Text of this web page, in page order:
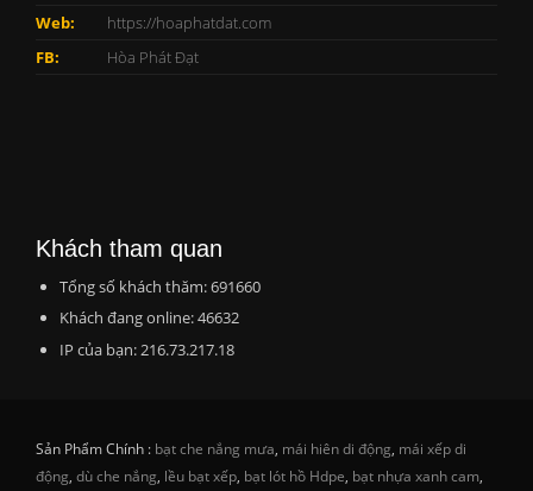
Web:
https://hoaphatdat.com
FB:
Hòa Phát Đạt
Khách tham quan
Tổng số khách thăm: 691660
Khách đang online: 46632
IP của bạn: 216.73.217.18
Sản Phẩm Chính : bạt che nắng mưa, mái hiên di động, mái xếp di
động, dù che nắng, lều bạt xếp, bạt lót hồ Hdpe, bạt nhựa xanh cam,